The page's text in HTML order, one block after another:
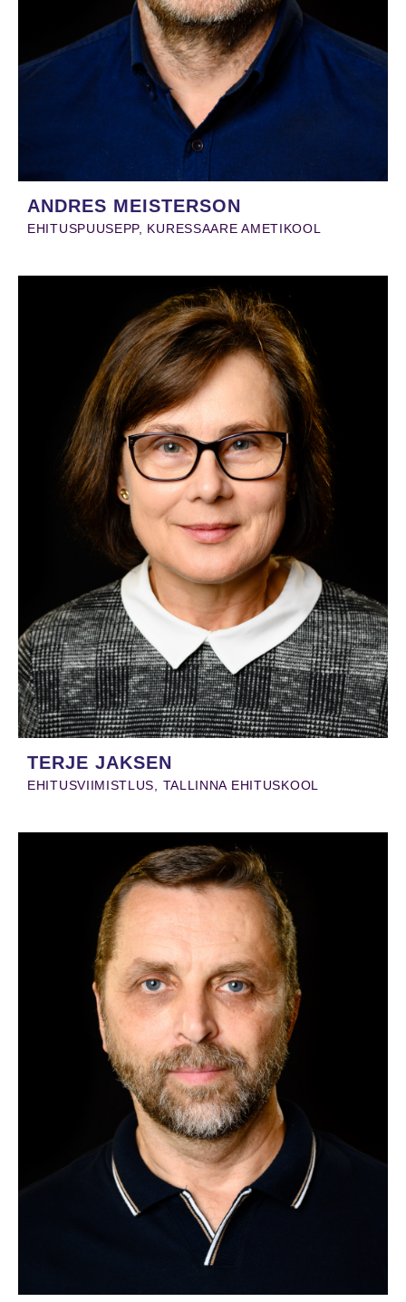
ANDRES MEISTERSON
EHITUSPUUSEPP, KURESSAARE AMETIKOOL
TERJE JAKSEN
EHITUSVIIMISTLUS, TALLINNA EHITUSKOOL